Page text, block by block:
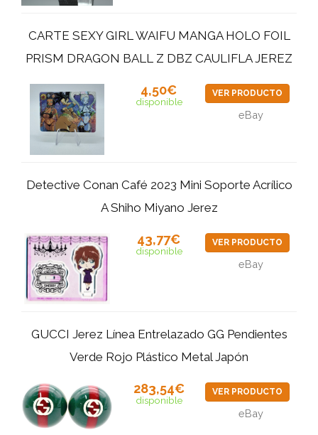
CARTE SEXY GIRL WAIFU MANGA HOLO FOIL
PRISM DRAGON BALL Z DBZ CAULIFLA JEREZ
4,50€
disponible
VER PRODUCTO
eBay
Detective Conan Café 2023 Mini Soporte Acrílico
A Shiho Miyano Jerez
43,77€
disponible
VER PRODUCTO
eBay
GUCCI Jerez Línea Entrelazado GG Pendientes
Verde Rojo Plástico Metal Japón
283,54€
disponible
VER PRODUCTO
eBay